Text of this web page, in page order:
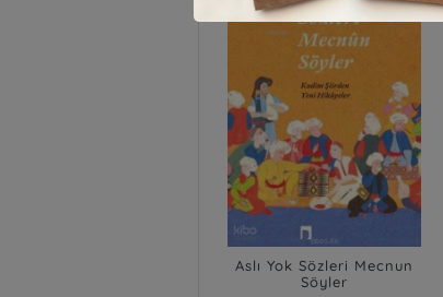
Aslı Yok Sözleri Mecnun
Söyler